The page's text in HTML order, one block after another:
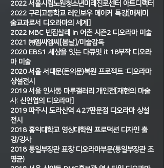
2022 서울시립노원청소년미래진로센터 아트디랙터
2022 구리고등학교 레인보우 메이커 특강[매체미
술교과로서 디오라마의 세계]
2022 MBC 빈집살래 in 어촌 시즌2 디오라마 미술
2021 ㈜엠씨엠씨[봄날]/미술감독
2020 EBS1 세상을 잇는 다큐잇 it 18부작 디오라
마 미술
2020 서울 서대문(돈의문)복원 프로젝트 :디오라마
상설전시
2019 서울 인사동 마루갤러리 개인전[재현의 마술
사: 신언엽의 디오라마]
2019 파주시 도라산역 4.27판문점 디오라마 상설
전시
2018 홍익대학교 영상대학원 프로덕션 디자인 출
강/강사
2018 통일부장관 표창 디오라마부문(통일부장관 조
명균)